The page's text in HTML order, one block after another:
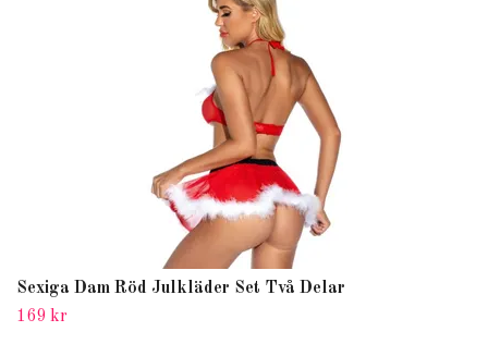
Sexiga Dam Röd Julkläder Set Två Delar
169 kr